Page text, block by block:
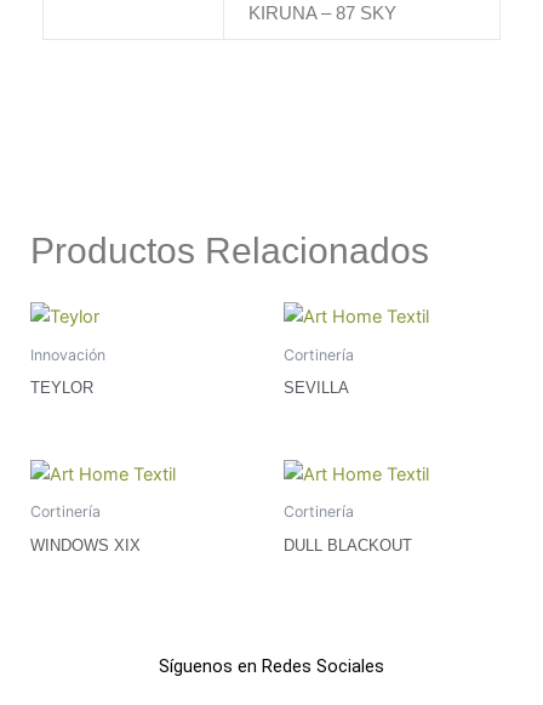
KIRUNA – 87 SKY
Productos Relacionados
Innovación
TEYLOR
Cortinería
SEVILLA
Cortinería
WINDOWS XIX
Cortinería
DULL BLACKOUT
Síguenos en Redes Sociales